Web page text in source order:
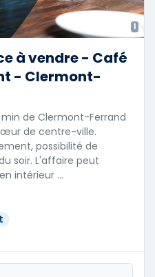
1
à vendre - Café
- Clermont-
min de Clermont-Ferrand
de centre-ville.
possibilité de
soir. L'affaire peut
intérieur …